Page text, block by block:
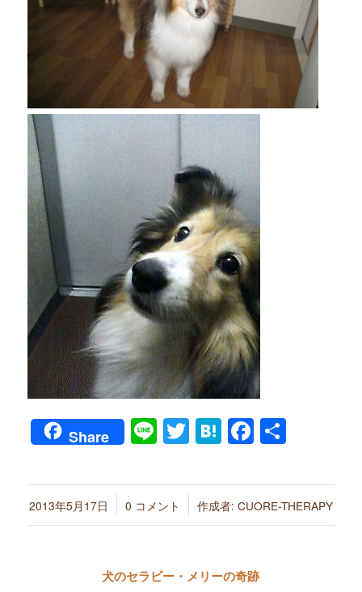
Share LineTwitter
Hatena共
2013年5月17日
/ 0 コメント
/ 作成者: CUORE-THERAPY
犬のセラピー・メリーの奇跡